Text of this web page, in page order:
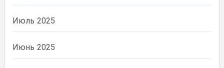
Июль 2025
Июнь 2025